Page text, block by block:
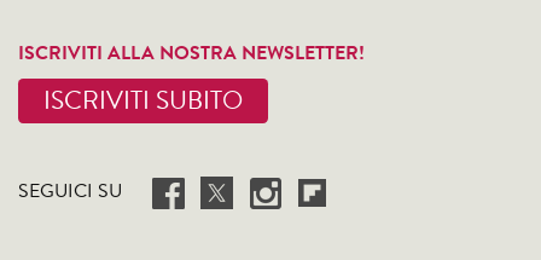
ISCRIVITI ALLA NOSTRA NEWSLETTER!
ISCRIVITI SUBITO
SEGUICI SU